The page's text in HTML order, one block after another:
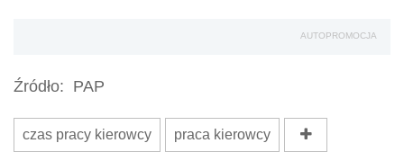
AUTOPROMOCJA
Źródło: PAP
czas pracy kierowcy praca kierowcy